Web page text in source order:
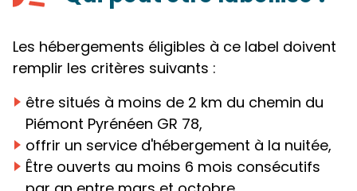
Les hébergements éligibles à ce label doivent
remplir les critères suivants :
être situés à moins de 2 km du chemin du
Piémont Pyrénéen GR 78,
offrir un service d'hébergement à la nuitée,
Être ouverts au moins 6 mois consécutifs